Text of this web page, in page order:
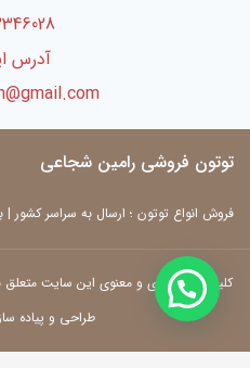
آدرس
توتون فروشی رامین شجاعی
فروش انواع توتون ؛ ارسال به سراسر کشور
کلیه حقوق مادی و معنوی این سایت
طراحی و پیاده